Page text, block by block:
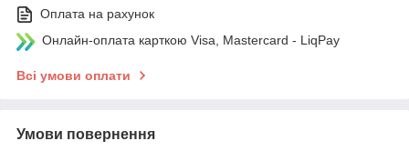
Оплата на рахунок
Онлайн-оплата карткою Visa, Mastercard - LiqPay
Всі умови оплати
Умови повернення